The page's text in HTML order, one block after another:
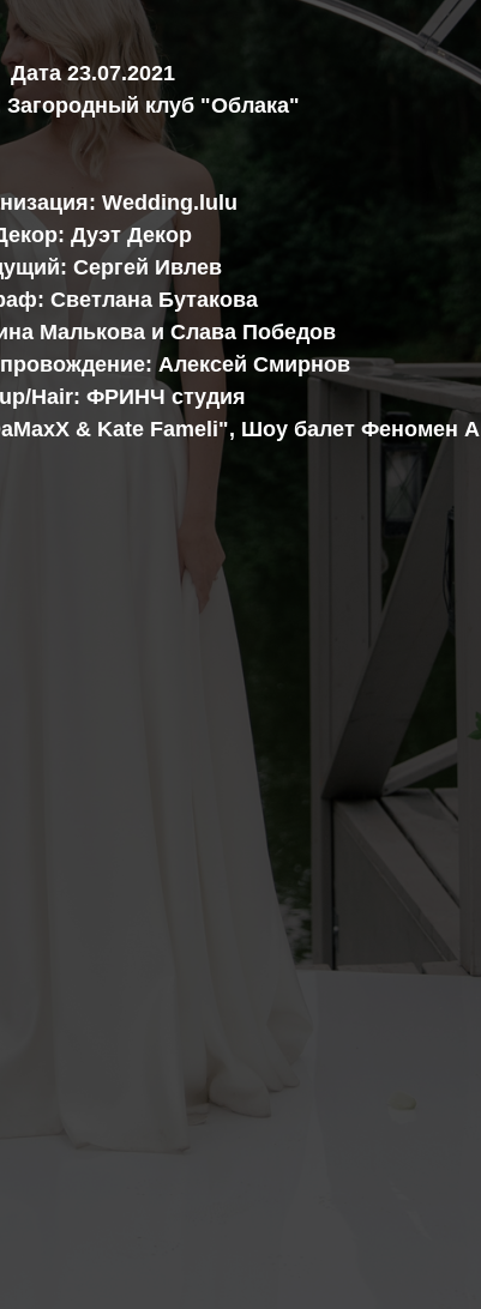
Дата 23.07.2021
клуб "Облака"
Wedding.lulu
Дуэт Декор
Сергей Ивлев
Светлана Бутакова
Малькова и Слава Победов
Алексей Смирнов
Hair: ФРИНЧ студия
& Kate Fameli", Шоу балет Феномен А